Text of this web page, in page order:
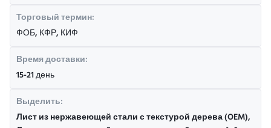
Торговый термин:
ФОБ, КФР, КИФ
Время доставки:
15-21 день
Выделить:
Лист из нержавеющей стали с текстурой дерева (OEM),